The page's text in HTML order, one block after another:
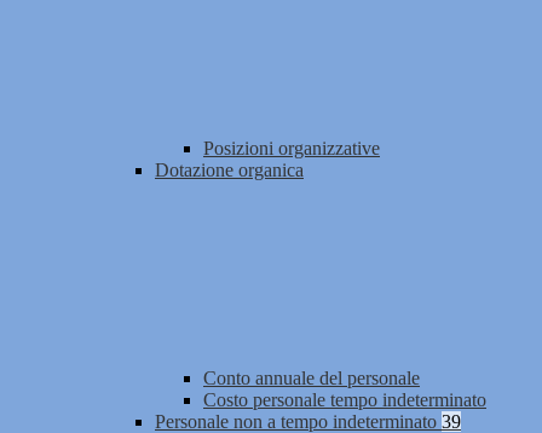
Posizioni organizzative
Dotazione organica
Conto annuale del personale
Costo personale tempo indeterminato
Personale non a tempo indeterminato 39